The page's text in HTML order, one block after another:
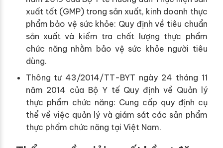
xuất tốt (GMP) trong sản xuất, kinh doanh thực
phẩm bảo vệ sức khỏe: Quy định về tiêu chuẩn
sản xuất và kiểm tra chất lượng thực phẩm
chức năng nhằm bảo vệ sức khỏe người tiêu
dùng.
Thông tư 43/2014/TT-BYT ngày 24 tháng 11
năm 2014 của Bộ Y tế Quy định về Quản lý
thực phẩm chức năng: Cung cấp quy định cụ
thể về việc quản lý và giám sát các sản phẩm
thực phẩm chức năng tại Việt Nam.